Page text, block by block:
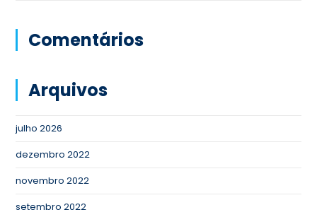
Comentários
Arquivos
julho 2026
dezembro 2022
novembro 2022
setembro 2022